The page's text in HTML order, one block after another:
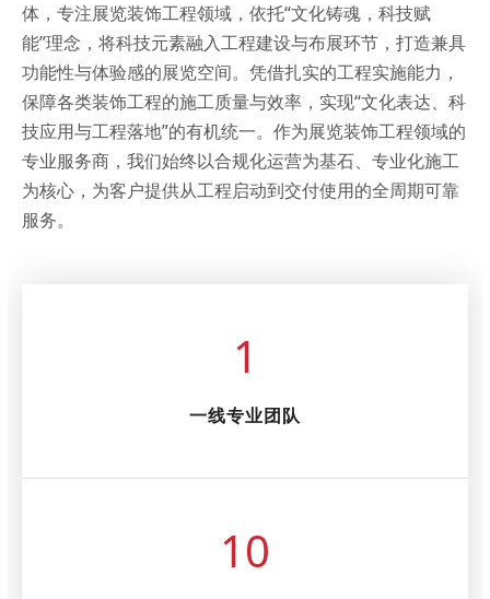
体，专注展览装饰工程领域，依托“文化铸魂，科技赋
能”理念，将科技元素融入工程建设与布展环节，打造兼具
功能性与体验感的展览空间。凭借扎实的工程实施能力，
保障各类装饰工程的施工质量与效率，实现“文化表达、科
技应用与工程落地”的有机统一。作为展览装饰工程领域的
专业服务商，我们始终以合规化运营为基石、专业化施工
为核心，为客户提供从工程启动到交付使用的全周期可靠
服务。
1
一线专业团队
10